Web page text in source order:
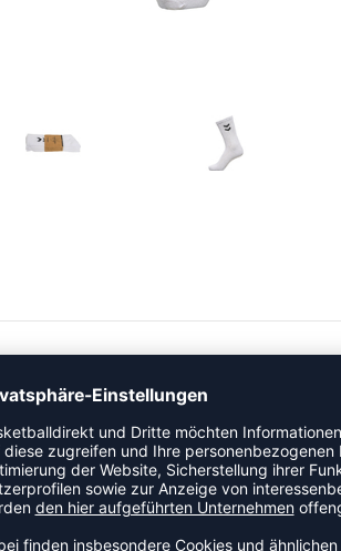
PACK BASIC SOCK. Extrem bequem
so. Perfekt, wenn du sie mit deinen